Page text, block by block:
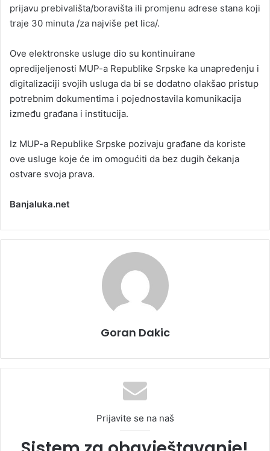
prijavu prebivališta/boravišta ili promjenu adrese stana koji
traje 30 minuta /za najviše pet lica/.
Ove elektronske usluge dio su kontinuirane
opredijeljenosti MUP-a Republike Srpske ka unapređenju i
digitalizaciji svojih usluga da bi se dodatno olakšao pristup
potrebnim dokumentima i pojednostavila komunikacija
između građana i institucija.
Iz MUP-a Republike Srpske pozivaju građane da koriste
ove usluge koje će im omogućiti da bez dugih čekanja
ostvare svoja prava.
Banjaluka.net
Goran Dakic
Prijavite se na naš